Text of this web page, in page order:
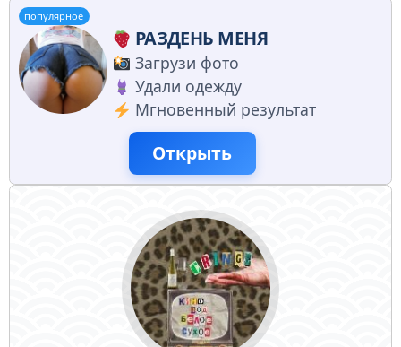
популярное
РАЗДЕНЬ МЕНЯ
Загрузи фото
Удали одежду
Мгновенный результат
Открыть